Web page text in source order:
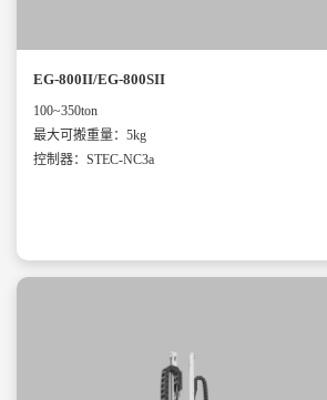
EG-800II/EG-800SII
100~350ton
最大可搬重量：5kg
控制器：STEC-NC3a